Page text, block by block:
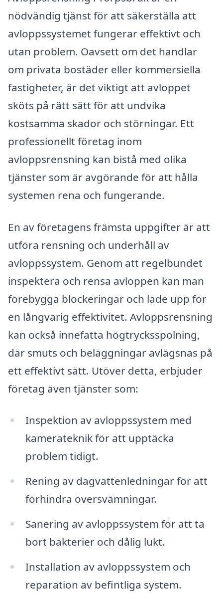
nödvändig tjänst för att säkerställa att
avloppssystemet fungerar effektivt och
utan problem. Oavsett om det handlar
om privata bostäder eller kommersiella
fastigheter, är det viktigt att avloppet
sköts på rätt sätt för att undvika
kostsamma skador och störningar. Ett
professionellt företag inom
avloppsrensning kan bistå med olika
tjänster som är avgörande för att hålla
systemen rena och fungerande.
En av företagens främsta uppgifter är att
utföra rensning och underhåll av
avloppssystem. Genom att regelbundet
inspektera och rensa avloppen kan man
förebygga blockeringar och lade upp för
en långvarig effektivitet. Avloppsrensning
kan också innefatta högtrycksspolning,
där smuts och beläggningar avlägsnas på
ett effektivt sätt. Utöver detta, erbjuder
företag även tjänster som:
Inspektion av avloppssystem med
kamerateknik för att upptäcka
problem tidigt.
Rening av dagvattenledningar för att
förhindra översvämningar.
Sanering av avloppssystem för att ta
bort bakterier och dålig lukt.
Installation av avloppssystem och
reparation av befintliga system.